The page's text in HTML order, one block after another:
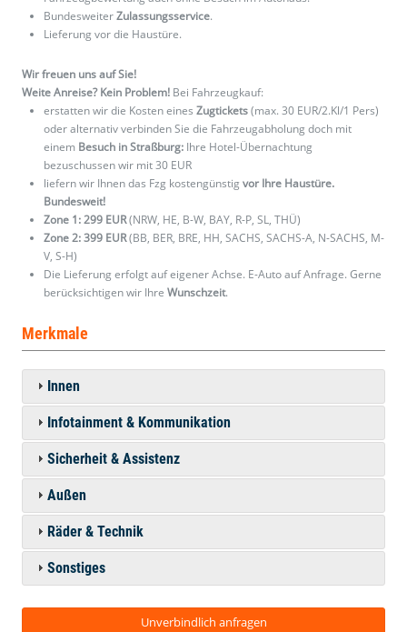
BundesweiterZulassungsservice.
Lieferung vor die Haustüre.
Wir freuen uns auf Sie!
Weite Anreise? Kein Problem! Bei Fahrzeugkauf:
erstatten wir die Kosten eines Zugtickets(max. 30 EUR/2.Kl/1 Pers)
oder alternativ verbinden Sie die Fahrzeugabholung doch mit
einem Besuch in Straßburg: Ihre Hotel-Übernachtung
bezuschussen wir mit 30 EUR
liefern wir Ihnen das Fzg kostengünstig vor Ihre Haustüre.
Bundesweit!
Zone 1: 299 EUR(NRW, HE, B-W, BAY, R-P, SL, THÜ)
Zone 2: 399 EUR(BB, BER, BRE, HH, SACHS, SACHS-A, N-SACHS, M-
V, S-H)
Die Lieferung erfolgt auf eigener Achse. E-Auto auf Anfrage. Gerne
berücksichtigen wir Ihre Wunschzeit.
Merkmale
Innen
Infotainment & Kommunikation
Sicherheit & Assistenz
Außen
Räder & Technik
Sonstiges
Unverbindlich anfragen